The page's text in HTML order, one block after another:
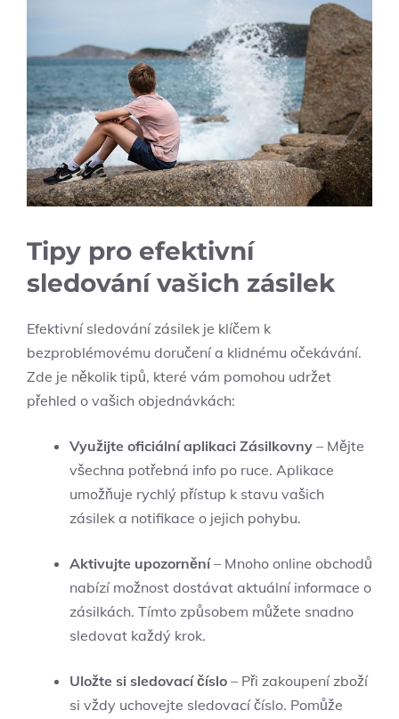
Tipy pro efektivní
sledování vašich zásilek
Efektivní sledování zásilek je klíčem k
bezproblémovému doručení a klidnému očekávání.
Zde je několik tipů, které vám pomohou udržet
přehled o vašich objednávkách:
Využijte oficiální aplikaci Zásilkovny – Mějte
všechna potřebná info po ruce. Aplikace
umožňuje rychlý přístup k stavu vašich
zásilek a notifikace o jejich pohybu.
Aktivujte upozornění– Mnoho online obchodů
nabízí možnost dostávat aktuální informace o
zásilkách. Tímto způsobem můžete snadno
sledovat každý krok.
Uložte si sledovací číslo – Při zakoupení zboží
si vždy uchovejte sledovací číslo. Pomůže